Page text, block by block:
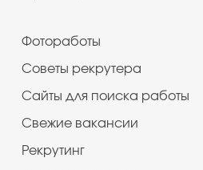
Фотоработы
Советы рекрутера
Сайты для поиска работы
Cвежие вакансии
Рекрутинг